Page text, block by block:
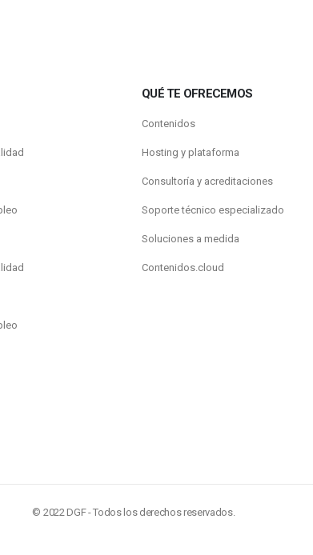
QUÉ TE OFRECEMOS
Contenidos
Hosting y plataforma
Consultoría y acreditaciones
Soporte técnico especializado
Soluciones a medida
Contenidos.cloud
© 2022 DGF - Todos los derechos reservados.